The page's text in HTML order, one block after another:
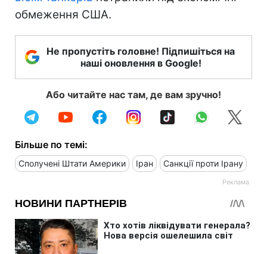
обмеження США.
Не пропустіть головне! Підпишіться на
наші оновлення в Google!
Або читайте нас там, де вам зручно!
Більше по темі:
Сполучені Штати Америки Іран Санкції проти Ірану